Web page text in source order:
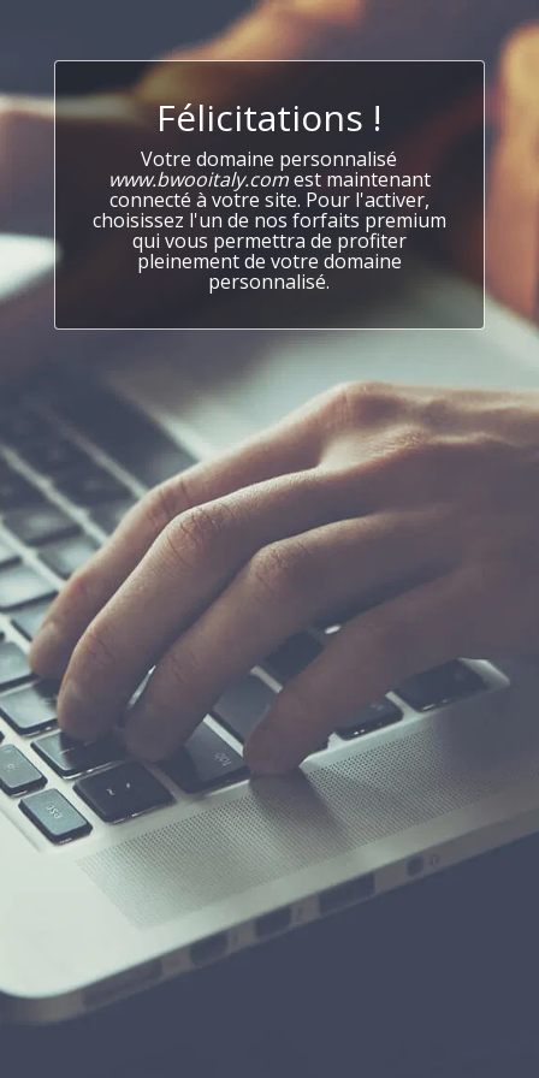
Félicitations !
Votre domaine personnalisé
www.bwooitaly.comest maintenant
connecté à votre site. Pour l'activer,
choisissez l'un de nos forfaits premium
qui vous permettra de profiter
pleinement de votre domaine
personnalisé.